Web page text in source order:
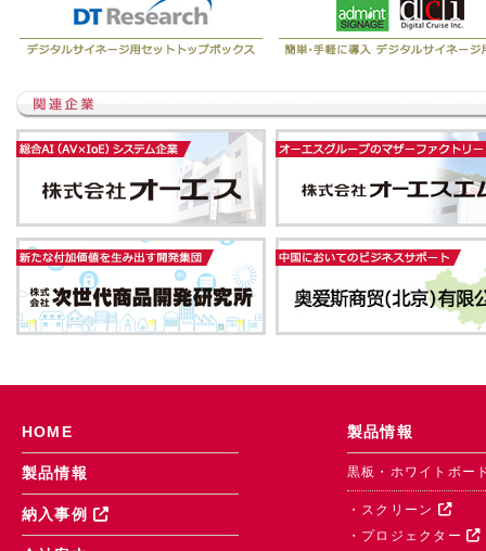
HOME
製品情報
納入事例
製品情報
黒板・ホワイトボー
・スクリーン
・プロジェクター